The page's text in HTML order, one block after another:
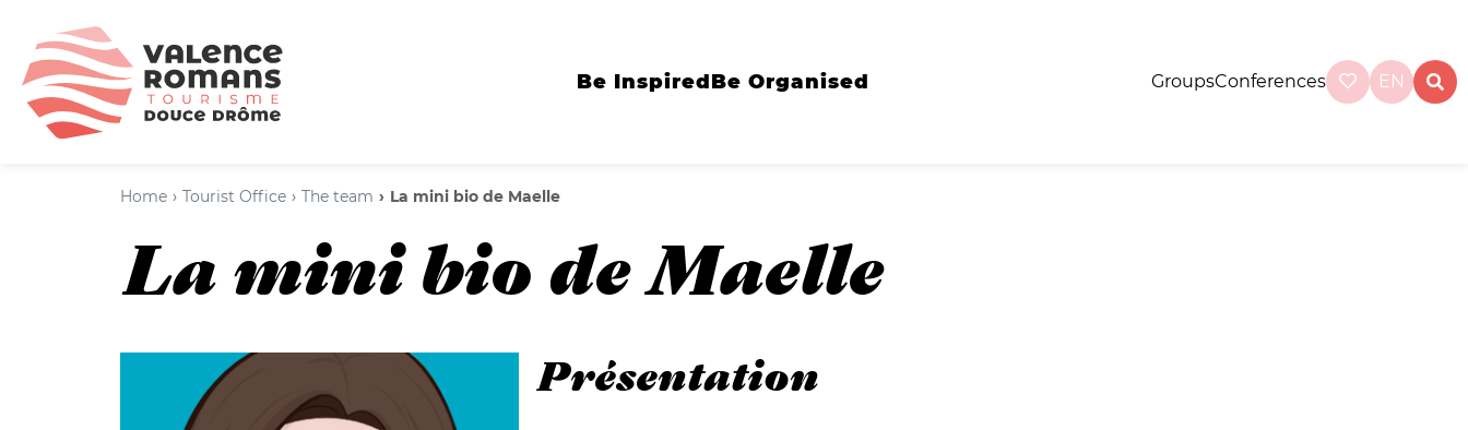
Be InspiredBe Organised GroupsConferences EN
Home Tourist Office The team La mini bio de Maelle
La mini bio de Maelle
Présentation